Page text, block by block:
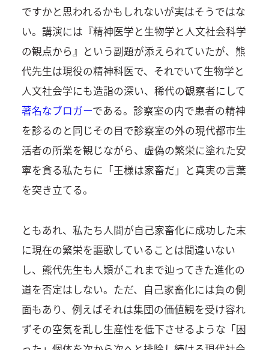
ですかと思われるかもしれないが実はそうではな
い。講演には『精神医学と生物学と人文社会科学
の観点から』という副題が添えられていたが、熊
代先生は現役の精神科医で、それでいて生物学と
人文社会学にも造詣の深い、稀代の観察者にして
著名なブロガーである。診察室の内で患者の精神
を診るのと同じその目で診察室の外の現代都市生
活者の所業を観じながら、虚偽の繁栄に塗れた安
寧を貪る私たちに「王様は家畜だ」と真実の言葉
を突き立てる。
ともあれ、私たち人間が自己家畜化に成功した末
に現在の繁栄を謳歌していることは間違いない
し、熊代先生も人類がこれまで辿ってきた進化の
道を否定はしない。ただ、自己家畜化には負の側
面もあり、例えばそれは集団の価値観を受け容れ
ずその空気を乱し生産性を低下させるような「困